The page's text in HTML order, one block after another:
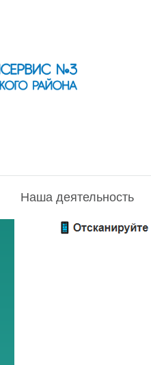
Наша деятельность